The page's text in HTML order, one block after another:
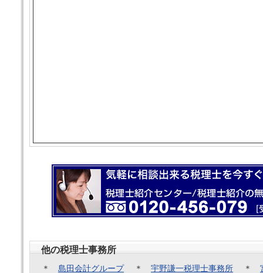
他の税理士事務所
＊ 島田会計グループ＊ 宇野謙一税理士事務所 ＊